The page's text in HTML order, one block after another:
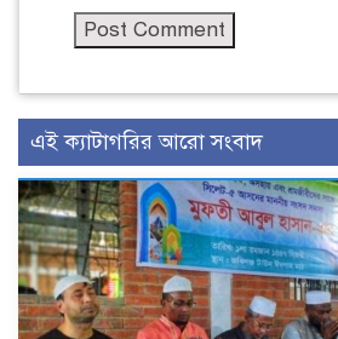
এই ক্যাটাগরির আরো সংবাদ